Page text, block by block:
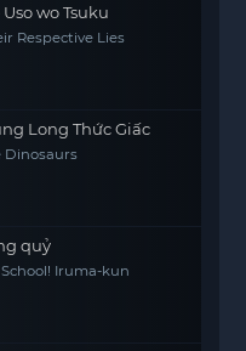
wo Tsuku
Respective Lies
Long Thức Giấc
Dinosaurs
quỷ
Welcome to Demon School! Iruma-kun